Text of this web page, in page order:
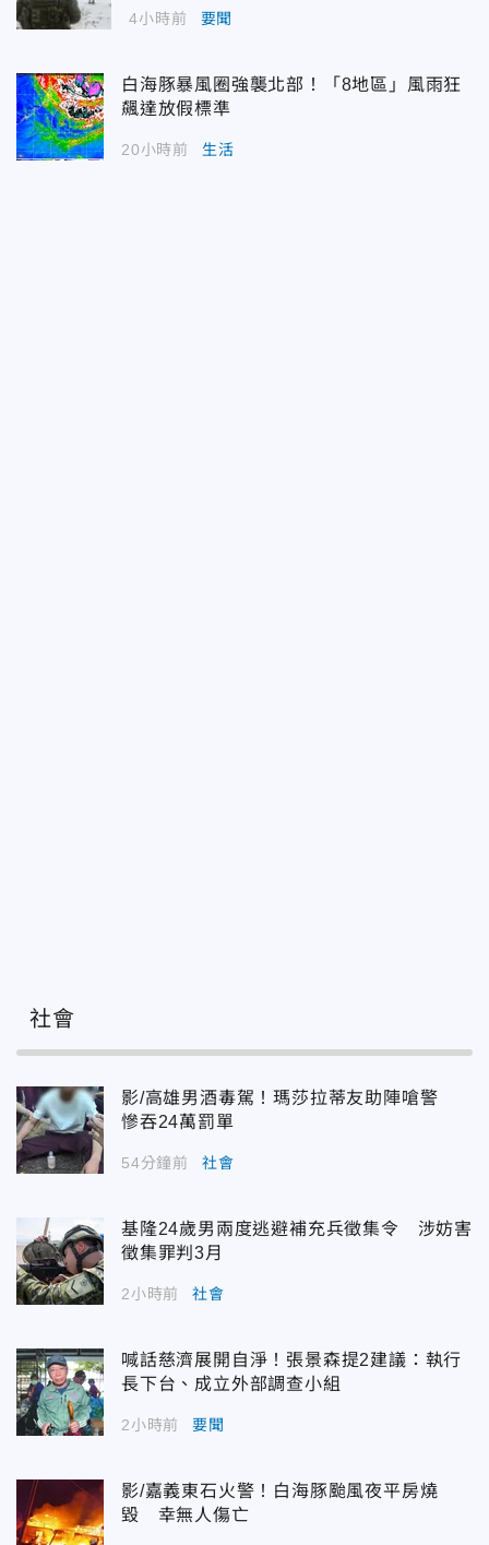
4小時前 要聞
白海豚暴風圈強襲北部！「8地區」風雨狂
飆達放假標準
20小時前 生活
社會
影/高雄男酒毒駕！瑪莎拉蒂友助陣嗆警
慘吞24萬罰單
54分鐘前 社會
基隆24歲男兩度逃避補充兵徵集令 涉妨害
徵集罪判3月
2小時前 社會
喊話慈濟展開自淨！張景森提2建議：執行
長下台、成立外部調查小組
2小時前 要聞
影/嘉義東石火警！白海豚颱風夜平房燒
毀 幸無人傷亡